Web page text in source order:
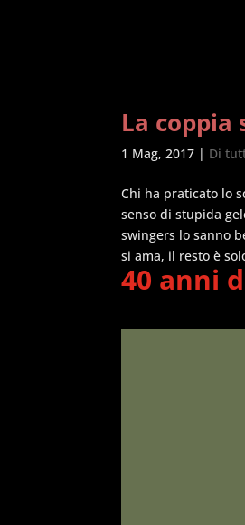
La coppia
1 Mag, 2017 | Di
Chi ha praticato lo
senso di stupida
swingers lo sanno
si ama, il resto è
40 anni